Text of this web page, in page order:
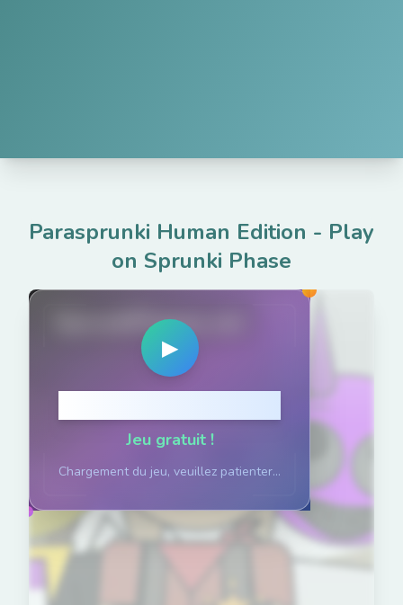
Parasprunki Human Edition - Play
on Sprunki Phase
SprunkiPhases.net
▶
Jeu gratuit !
Chargement du jeu, veuillez patienter...